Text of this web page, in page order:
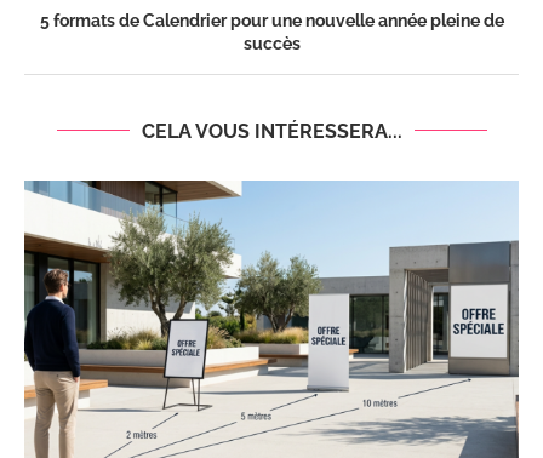
5 formats de Calendrier pour une nouvelle année pleine de
succès
CELA VOUS INTÉRESSERA...